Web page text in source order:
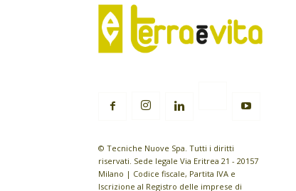
© Tecniche Nuove Spa. Tutti i diritti
riservati. Sede legale Via Eritrea 21 - 20157
Milano | Codice fiscale, Partita IVA e
Iscrizione al Registro delle imprese di